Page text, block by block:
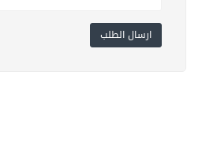
ارسال الطلب